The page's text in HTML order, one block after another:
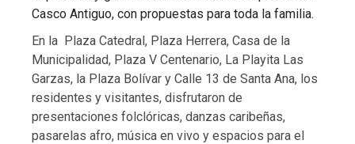
Casco Antiguo, con propuestas para toda la familia.
En la Plaza Catedral, Plaza Herrera, Casa de la
Municipalidad, Plaza V Centenario, La Playita Las
Garzas, la Plaza Bolívar y Calle 13 de Santa Ana, los
residentes y visitantes, disfrutaron de
presentaciones folclóricas, danzas caribeñas,
pasarelas afro, música en vivo y espacios para el